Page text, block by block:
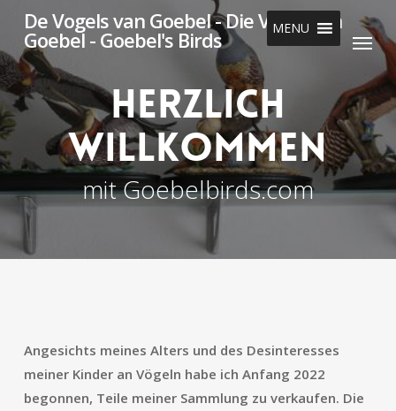
main
content
De Vogels van Goebel - Die Vögel von
Goebel - Goebel's Birds MENU Menu
herzlich
willkommen
mit Goebelbirds.com
Angesichts meines Alters und des Desinteresses
meiner Kinder an Vögeln habe ich Anfang 2022
begonnen, Teile meiner Sammlung zu verkaufen. Die